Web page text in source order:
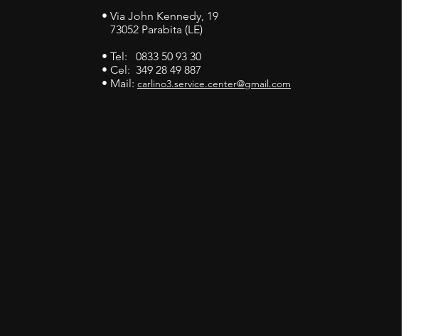
• Via John Kennedy, 19
73052 Parabita (LE)
• Tel: 0833 50 93 30
• Cel: 349 28 49 887
• Mail: carlino3.service.center@gmail.com